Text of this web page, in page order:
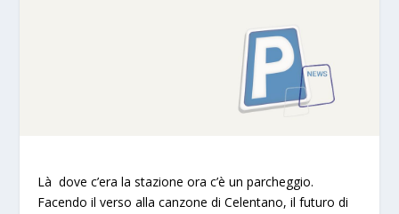
Là dove c’era la stazione ora c’è un parcheggio.
Facendo il verso alla canzone di Celentano, il futuro di